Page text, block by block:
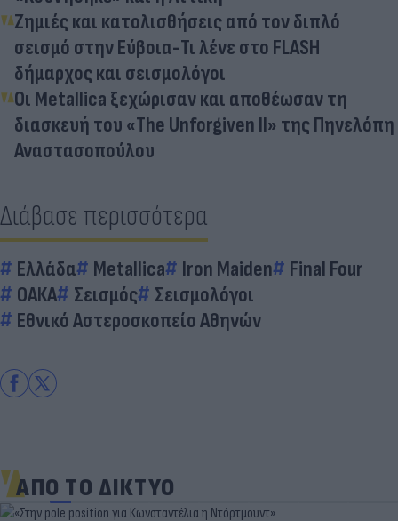
Ζημιές και κατολισθήσεις από τον διπλό
σεισμό στην Εύβοια-Τι λένε στο FLASH
δήμαρχος και σεισμολόγοι
Οι Metallica ξεχώρισαν και αποθέωσαν τη
διασκευή του «The Unforgiven II» της Πηνελόπη
Αναστασοπούλου
Διάβασε περισσότερα
Ελλάδα Metallica Iron Maiden
Final Four
ΟΑΚΑ
Σεισμός
Σεισμολόγοι
Εθνικό Αστεροσκοπείο Αθηνών
ΑΠΟ ΤΟ ΔΙΚΤΥΟ